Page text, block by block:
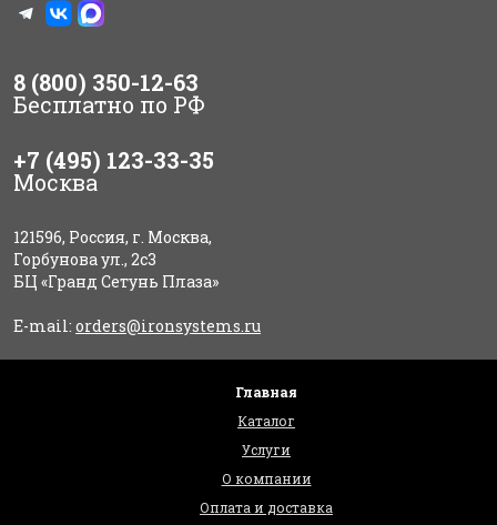
8 (800) 350-12-63
Бесплатно по РФ
+7 (495) 123-33-35
Москва
121596, Россия, г. Москва,
Горбунова ул., 2с3
БЦ «Гранд Сетунь Плаза»
E-mail: orders@ironsystems.ru
Главная
Каталог
Услуги
О компании
Оплата и доставка